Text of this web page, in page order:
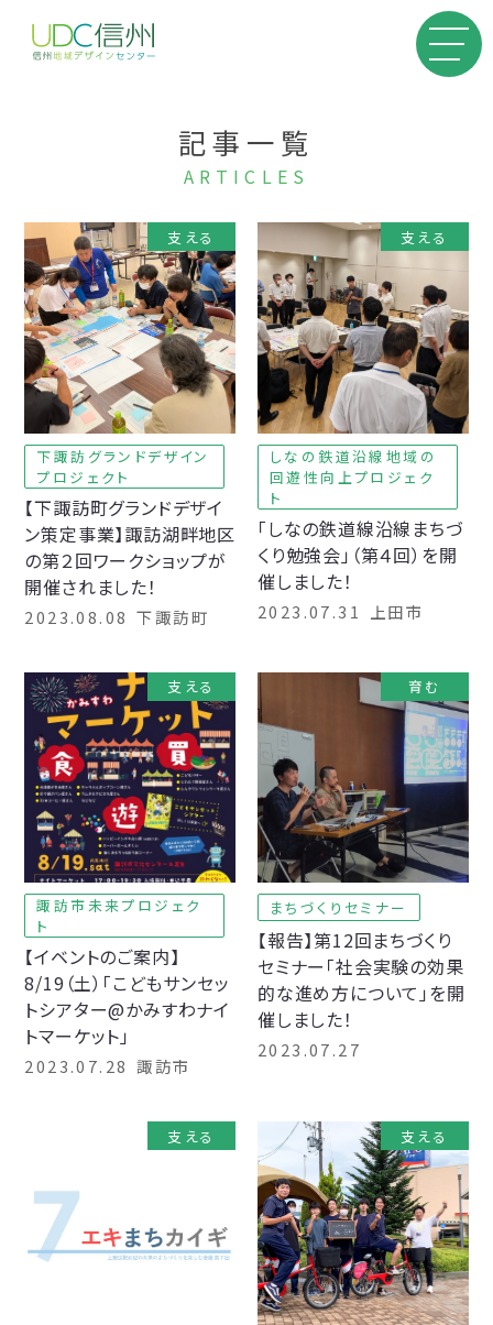
記事一覧
ARTICLES
支える
下諏訪グランドデザイン
プロジェクト
【下諏訪町グランドデザイ
ン策定事業】諏訪湖畔地区
の第２回ワークショップが
開催されました！
2023.08.08 下諏訪町
支える
しなの鉄道沿線地域の
回遊性向上プロジェク
ト
「しなの鉄道線沿線まちづ
くり勉強会」（第４回）を開
催しました！
2023.07.31 上田市
支える
諏訪市未来プロジェク
ト
【イベントのご案内】
8/19（土）「こどもサンセッ
トシアター@かみすわナイ
トマーケット」
2023.07.28 諏訪市
育む
まちづくりセミナー
【報告】第12回まちづくり
セミナー「社会実験の効果
的な進め方について」を開
催しました！
2023.07.27
支える 支える